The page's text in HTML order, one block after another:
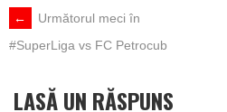
POST
NAVIGATION
←
Următorul meci în
#SuperLiga vs FC Petrocub
LASĂ UN RĂSPUNS